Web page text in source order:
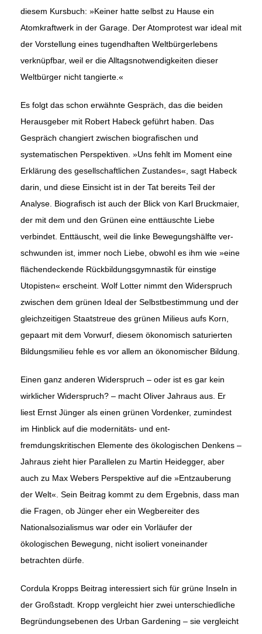
diesem Kursbuch: »Keiner hatte selbst zu Hause ein
Atomkraftwerk in der Garage. Der Atomprotest war ideal mit
der Vorstellung eines tugendhaften Weltbürgerlebens
verknüpfbar, weil er die Alltagsnotwendigkeiten dieser
Weltbürger nicht tangierte.«
Es folgt das schon erwähnte Gespräch, das die beiden
Herausgeber mit Robert Habeck geführt haben. Das
Gespräch changiert zwischen biogra­fischen und
systematischen Perspektiven. »Uns fehlt im Moment eine
Erklärung des gesellschaftlichen Zustandes«, sagt Habeck
darin, und diese Einsicht ist in der Tat bereits Teil der
Analyse. Biografisch ist auch der Blick von Karl Bruckmaier,
der mit dem und den Grünen eine enttäuschte Liebe
verbindet. Enttäuscht, weil die linke Bewegungshälfte ver­
schwunden ist, immer noch Liebe, obwohl es ihm wie »eine
flächen­deckende Rückbildungsgymnastik für einstige
Utopisten« erscheint. Wolf Lotter nimmt den Widerspruch
zwischen dem grünen Ideal der Selbstbestimmung und der
gleichzeitigen Staatstreue des grünen Milieus aufs Korn,
gepaart mit dem Vorwurf, diesem ökonomisch saturierten
Bildungsmilieu fehle es vor allem an ökonomischer Bildung.
Einen ganz anderen Widerspruch – oder ist es gar kein
wirklicher Widerspruch? – macht Oliver Jahraus aus. Er
liest Ernst Jünger als einen grünen Vordenker, zumindest
im Hinblick auf die modernitäts- und ent­­
fremdungskritischen Elemente des ökologischen Denkens –
Jahraus zieht hier Parallelen zu Martin Heidegger, aber
auch zu Max Webers Perspektive auf die »Entzauberung
der Welt«. Sein Beitrag kommt zu dem Ergebnis, dass man
die Fragen, ob Jünger eher ein Wegbereiter des
Nationalsozialismus war oder ein Vorläufer der
ökologischen Bewegung, nicht isoliert voneinander
betrachten dürfe.
Cordula Kropps Beitrag interessiert sich für grüne Inseln in
der Groß­stadt. Kropp vergleicht hier zwei unterschiedliche
Begründungsebenen des Urban Gardening – sie vergleicht